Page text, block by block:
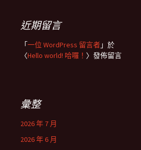
近期留言
「一位 WordPress 留言者」於
〈Hello world! 哈囉！ 〉發佈留言
彙整
2026 年 7 月
2026 年 6 月